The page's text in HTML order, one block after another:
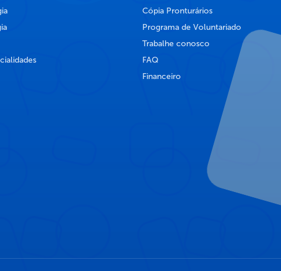
Cópia Pronturários
Programa de Voluntariado
Trabalhe conosco
FAQ
Financeiro